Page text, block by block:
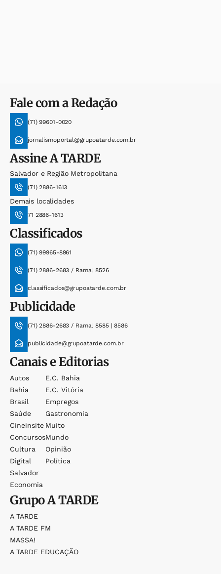
Fale com a Redação
(71) 99601-0020
jornalismoportal@grupoatarde.com.br
AssineA TARDE
Salvador e Região Metropolitana
(71) 2886-1613
Demais localidades
71 2886-1613
Classificados
(71) 99965-8961
(71) 2886-2683 / Ramal 8526
classificados@grupoatarde.com.br
Publicidade
(71) 2886-2683 / Ramal 8585 | 8586
publicidade@grupoatarde.com.br
Canais e Editorias
Autos
Bahia
Brasil
Saúde
Cineinsite
Concursos
Cultura
Digital
Salvador
Economia
E.c. Bahia
E.c. Vitória
Empregos
Gastronomia
Muito
Mundo
Opinião
Política
GrupoA TARDE
A TARDE
A TARDE FM
MASSA!
A TARDE EDUCAÇÃO